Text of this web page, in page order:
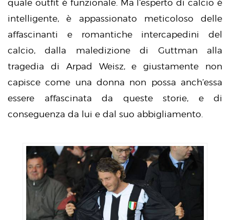
quale outfit è funzionale. Ma l’esperto di calcio è
intelligente, è appassionato meticoloso delle
affascinanti e romantiche intercapedini del
calcio, dalla maledizione di Guttman alla
tragedia di Arpad Weisz, e giustamente non
capisce come una donna non possa anch’essa
essere affascinata da queste storie, e di
conseguenza da lui e dal suo abbigliamento.